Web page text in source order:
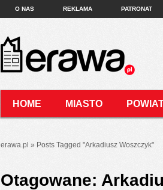
O NAS REKLAMA PATRONAT
HOME MIASTO
erawa.pl » Posts Tagged "Arkadiusz Woszczyk"
Otagowane: